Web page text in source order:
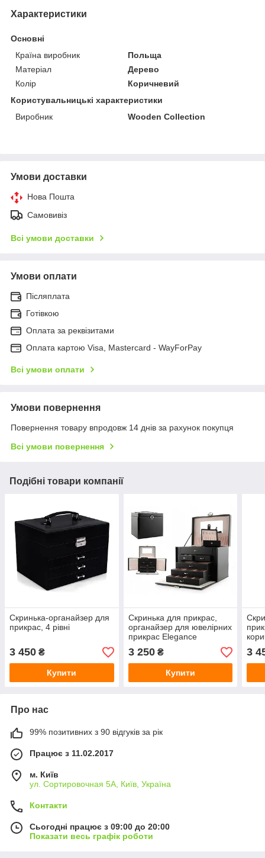
Характеристики
Основні
Країна виробник
Польща
Матеріал
Дерево
Колір
Коричневий
Користувальницькі характеристики
Виробник
Wooden Collection
Умови доставки
Нова Пошта
Самовивіз
Всі умови доставки
Умови оплати
Післяплата
Готівкою
Оплата за реквізитами
Оплата картою Visa, Mastercard - WayForPay
Всі умови оплати
Умови повернення
Повернення товару впродовж 14 днів за рахунок покупця
Всі умови повернення
Подібні товари компанії
Скринька-органайзер для
прикрас, 4 рівні
3 450 ₴
Купити
Скринька для прикрас,
органайзер для ювелірних
прикрас Elegance
3 250₴
Купити
3
Про нас
99% позитивних з 90 відгуків за рік
Працює з 11.02.2017
м. Київ
ул. Сортировочная 5А, Київ, Україна
Контакти
Сьогодні працює з 09:00 до 20:00
Показати весь графік роботи